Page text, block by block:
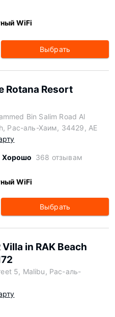
WiFi
Выбрать
Rotana Resort
Bin Salim Road Al
Рас-аль-Хаим, 34429, AE
Хорошо 368 отзывам
WiFi
Выбрать
Villa in RAK Beach
5, Malibu, Рас-аль-